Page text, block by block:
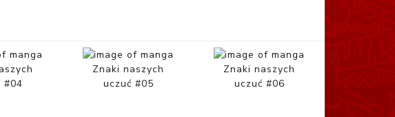
#04
Znaki naszych
uczuć #05
Znaki naszych
uczuć #06